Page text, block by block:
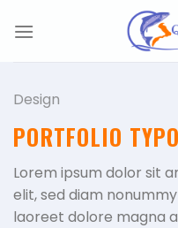
Design
PORTFOLIO
Lorem ipsum dolor sit
elit, sed diam
laoreet dolore magna